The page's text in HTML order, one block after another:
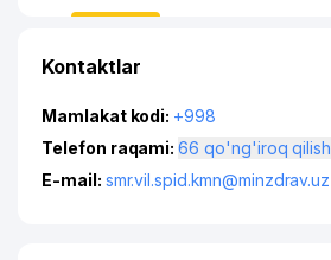
Kontaktlar
Mamlakat kodi: +998
Telefon raqami:
66 qo'ng'iroq qilish
E-mail: smr.vil.spid.kmn@minzdrav.uz